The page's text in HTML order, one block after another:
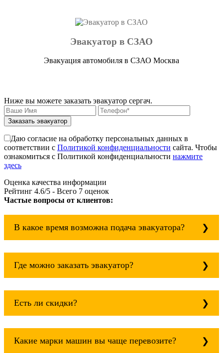
Эвакуатор в СЗАО
Эвакуация автомобиля в СЗАО Москва
Ниже вы можете заказать эвакуатор сергач.
Заказать эвакуатор
Даю согласие на обработку персональных данных в
соответствии с Политикой конфиденциальности сайта. Чтобы
ознакомиться с Политикой конфиденциальности нажмите
здесь
Оценка качества информации
Рейтинг 4.6/5 - Всего 7 оценок
Частые вопросы от клиентов:
В какое время возможна подача эвакуатора?
эвакуатор сергач всегда рядом!
Где можно заказать эвакуатор?
расстояние звоните круглосуточно, но
Есть ли скидки?
можно получить дешево и быстро
Какие марки машин вы чаще перевозите?